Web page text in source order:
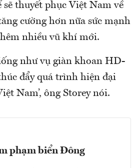
thuyết phục Việt Nam về
cường hơn nữa sức mạnh
nhiều vũ khí mới.
như vụ giàn khoan HD-
đẩy quá trình hiện đại
Nam’, ông Storey nói.
phạm biển Đông